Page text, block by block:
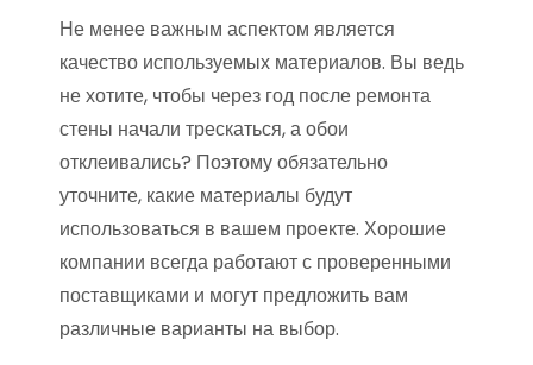
Не менее важным аспектом является
качество используемых материалов. Вы ведь
не хотите, чтобы через год после ремонта
стены начали трескаться, а обои
отклеивались? Поэтому обязательно
уточните, какие материалы будут
использоваться в вашем проекте. Хорошие
компании всегда работают с проверенными
поставщиками и могут предложить вам
различные варианты на выбор.